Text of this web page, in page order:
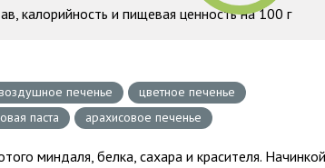
калорийность и пищевая ценность на 100 г
печенье
цветное печенье
паста арахисовое печенье
миндаля, белка, сахара и красителя. Начинкой